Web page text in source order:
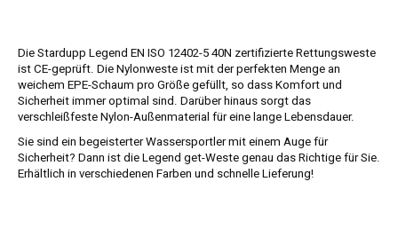
Die Stardupp Legend EN ISO 12402-5 40N zertifizierte Rettungsweste
ist CE-geprüft. Die Nylonweste ist mit der perfekten Menge an
weichem EPE-Schaum pro Größe gefüllt, so dass Komfort und
Sicherheit immer optimal sind. Darüber hinaus sorgt das
verschleißfeste Nylon-Außenmaterial für eine lange Lebensdauer.
Sie sind ein begeisterter Wassersportler mit einem Auge für
Sicherheit? Dann ist die Legend get-Weste genau das Richtige für Sie.
Erhältlich in verschiedenen Farben und schnelle Lieferung!